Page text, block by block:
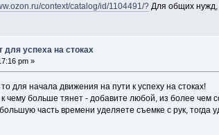
context/catalog/id/1104491/? Для общих нужд,
успеха на стоках
pm »
для начала движения на пути к успеху на стоках!
чему больше тянет - добавите любой, из более чем
часть времени уделяете съемке с рук,